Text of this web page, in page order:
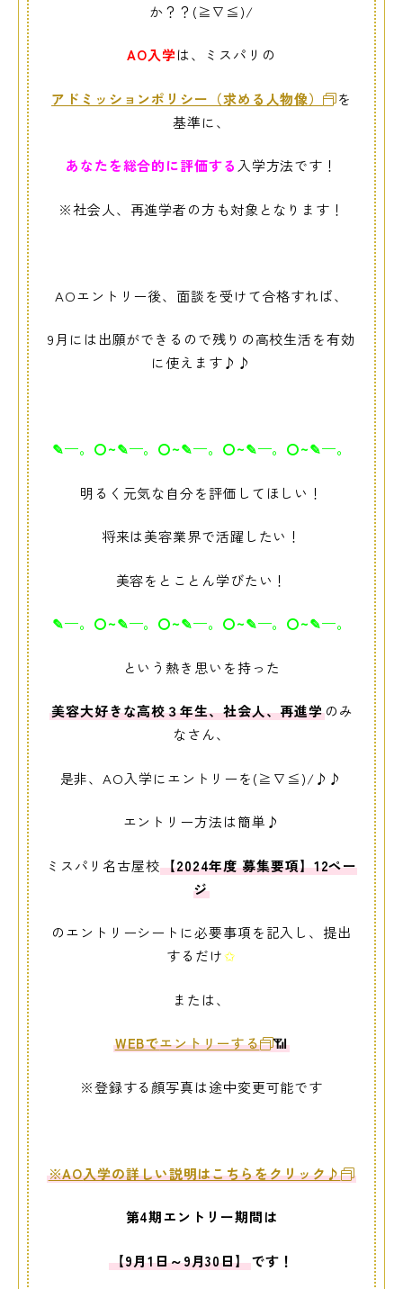
か？？(≧∇≦)/
AO入学は、ミスパリの
アドミッションポリシー（求める人物像）
を
基準に、
あなたを総合的に評価する 入学方法です！
※社会人、再進学者の方も対象となります！
AOエントリー後、面談を受けて合格すれば、
9月には出願ができるので残りの高校生活を有効
に使えます♪♪
✎—。 〇~✎—。 〇~✎—。 〇~✎—。 〇~✎—。
明るく元気な自分を評価してほしい！
将来は美容業界で活躍したい！
美容をとことん学びたい！
✎—。 〇~✎—。 〇~✎—。 〇~✎—。 〇~✎—。
という熱き思いを持った
美容大好きな高校３年生、社会人、再進学のみ
なさん、
是非、AO入学にエントリーを(≧∇≦)/♪♪
エントリー方法は簡単♪
ミスパリ名古屋校【2024年度 募集要項】12ペー
ジ
のエントリーシートに必要事項を記入し、提出
するだけ✩
または、
WEBでエントリーする 📶
※登録する顔写真は途中変更可能です
※AO入学の詳しい説明はこちらをクリック♪
第4期エントリー期間は
【9月1日～9月30日】です！